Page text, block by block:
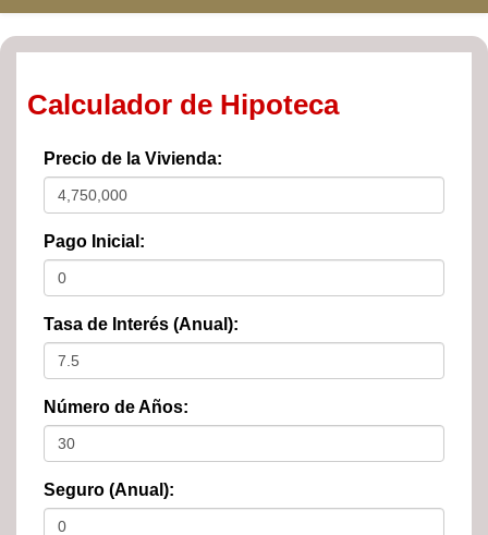
Calculador de Hipoteca
Precio de la Vivienda:
Pago Inicial:
Tasa de Interés (Anual):
Número de Años:
Seguro (Anual):